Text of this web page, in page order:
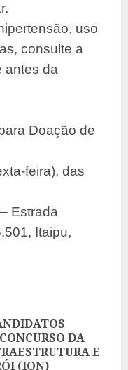
uso
consulte a
antes da
Doação de
feira), das
Estrada
Itaipu,
DA
E
(ION)